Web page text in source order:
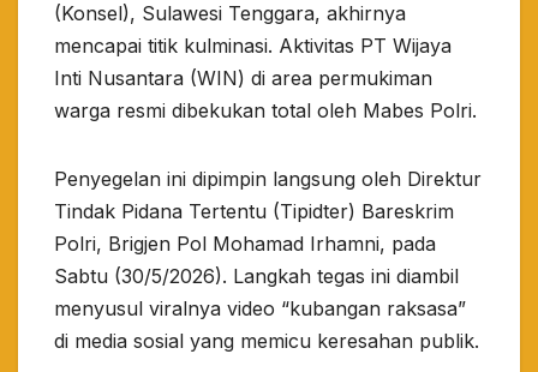
(Konsel), Sulawesi Tenggara, akhirnya
mencapai titik kulminasi. Aktivitas PT Wijaya
Inti Nusantara (WIN) di area permukiman
warga resmi dibekukan total oleh Mabes Polri.
​Penyegelan ini dipimpin langsung oleh Direktur
Tindak Pidana Tertentu (Tipidter) Bareskrim
Polri, Brigjen Pol Mohamad Irhamni, pada
Sabtu (30/5/2026). Langkah tegas ini diambil
menyusul viralnya video “kubangan raksasa”
di media sosial yang memicu keresahan publik.